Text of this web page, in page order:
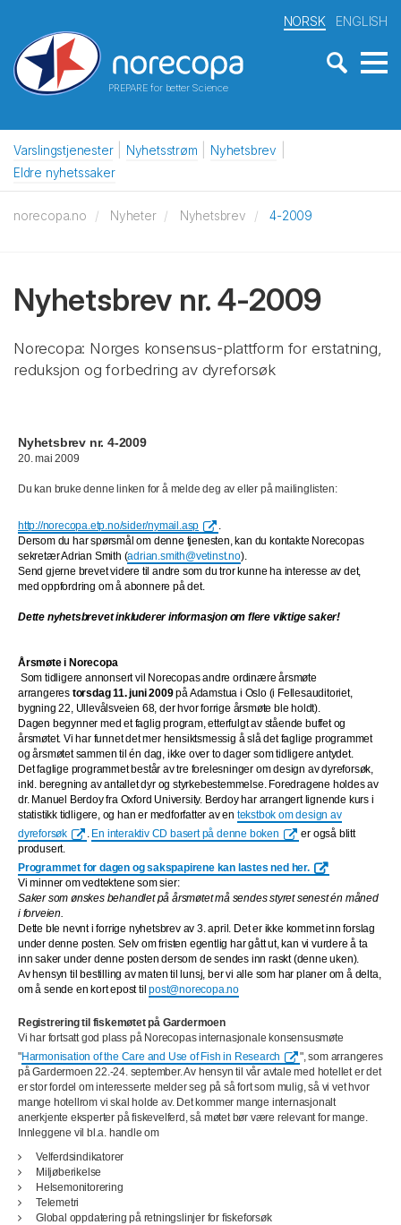
PREPARE for better Science
NORSK ENGLISH
Varslingstjenester Nyhetsstrøm
Nyhetsbrev
Eldre nyhetssaker
norecopa.no Nyheter Nyhetsbrev 4-2009
Nyhetsbrev nr. 4-2009
Norecopa: Norges konsensus-plattform for erstatning,
reduksjon og forbedring av dyreforsøk
Nyhetsbrev nr. 4-2009
20. mai 2009
Du kan bruke denne linken for å melde deg av eller på mailinglisten:
http://norecopa.etp.no/sider/nymail.asp
.
Dersom du har spørsmål om denne tjenesten, kan du kontakte Norecopas
sekretær Adrian Smith (adrian.smith@vetinst.no).
Send gjerne brevet videre til andre som du tror kunne ha interesse av det,
med oppfordring om å abonnere på det.
Dette nyhetsbrevet inkluderer informasjon om flere viktige saker!
Årsmøte i Norecopa
Som tidligere annonsert vil Norecopas andre ordinære årsmøte
arrangeres torsdag 11. juni 2009på Adamstua i Oslo (i Fellesauditoriet,
bygning 22, Ullevålsveien 68, der hvor forrige årsmøte ble holdt).
Dagen begynner med et faglig program, etterfulgt av stående buffet og
årsmøtet. Vi har funnet det mer hensiktsmessig å slå det faglige programmet
og årsmøtet sammen til én dag, ikke over to dager som tidligere antydet.
Det faglige programmet består av tre forelesninger om design av dyreforsøk,
inkl. beregning av antallet dyr og styrkebestemmelse. Foredragene holdes av
dr. Manuel Berdoy fra Oxford University. Berdoy har arrangert lignende kurs i
statistikk tidligere, og han er medforfatter av en tekstbok om design av
dyreforsøk
. En interaktiv CD basert på denne boken
er også blitt
produsert.
Programmet for dagen og sakspapirene kan lastes ned her.
Vi minner om vedtektene som sier:
Saker som ønskes behandlet på årsmøtet må sendes styret senest én måned
i forveien.
Dette ble nevnt i forrige nyhetsbrev av 3. april. Det er ikke kommet inn forslag
under denne posten. Selv om fristen egentlig har gått ut, kan vi vurdere å ta
inn saker under denne posten dersom de sendes inn raskt (denne uken).
Av hensyn til bestilling av maten til lunsj, ber vi alle som har planer om å delta,
om å sende en kort epost tilpost@norecopa.no
Registrering til fiskemøtet på Gardermoen
Vi har fortsatt god plass på Norecopas internasjonale konsensusmøte
"Harmonisation of the Care and Use of Fish in Research
", som arrangeres
på Gardermoen 22.-24. september. Av hensyn til vår avtale med hotellet er det
er stor fordel om interesserte melder seg på så fort som mulig, så vi vet hvor
mange hotellrom vi skal holde av. Det kommer mange internasjonalt
anerkjente eksperter på fiskevelferd, så møtet bør være relevant for mange.
Innleggene vil bl.a. handle om
Velferdsindikatorer
Miljøberikelse
Helsemonitorering
Telemetri
Global oppdatering på retningslinjer for fiskeforsøk